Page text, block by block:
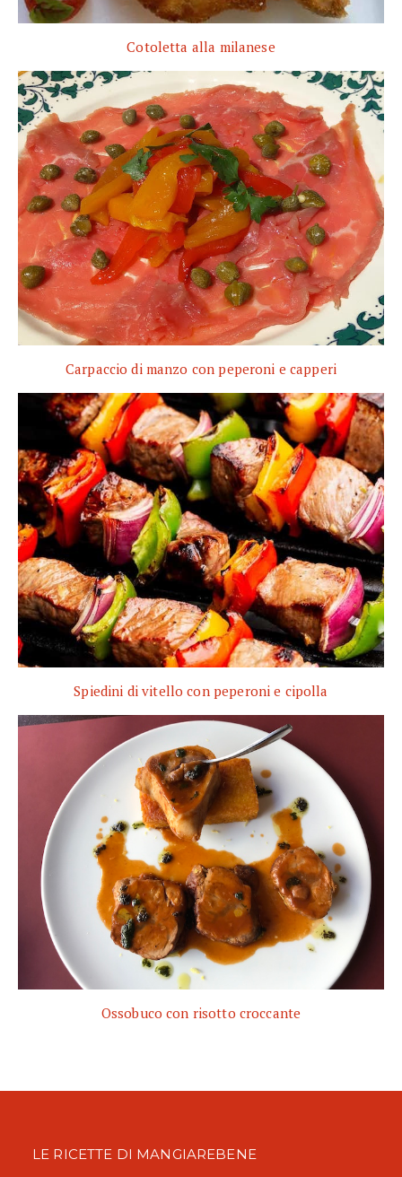
Cotoletta alla milanese
Carpaccio di manzo con peperoni e capperi
Spiedini di vitello con peperoni e cipolla
Ossobuco con risotto croccante
LE RICETTE DI MANGIAREBENE